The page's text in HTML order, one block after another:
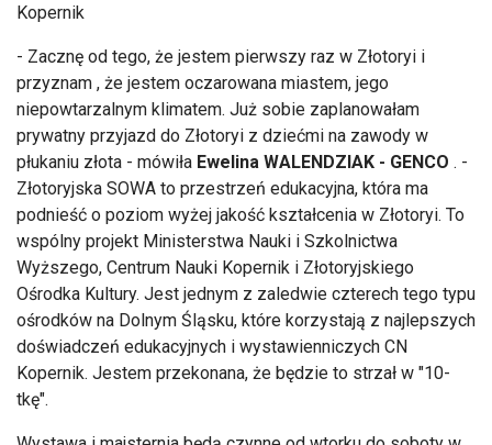
Kopernik
- Zacznę od tego, że jestem pierwszy raz w Złotoryi i
przyznam , że jestem oczarowana miastem, jego
niepowtarzalnym klimatem. Już sobie zaplanowałam
prywatny przyjazd do Złotoryi z dziećmi na zawody w
płukaniu złota - mówiła Ewelina WALENDZIAK - GENCO . -
Złotoryjska SOWA to przestrzeń edukacyjna, która ma
podnieść o poziom wyżej jakość kształcenia w Złotoryi. To
wspólny projekt Ministerstwa Nauki i Szkolnictwa
Wyższego, Centrum Nauki Kopernik i Złotoryjskiego
Ośrodka Kultury. Jest jednym z zaledwie czterech tego typu
ośrodków na Dolnym Śląsku, które korzystają z najlepszych
doświadczeń edukacyjnych i wystawienniczych CN
Kopernik. Jestem przekonana, że będzie to strzał w "10-
tkę".